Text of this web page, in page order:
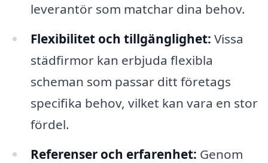
leverantör som matchar dina behov.
Flexibilitet och tillgänglighet: Vissa
städfirmor kan erbjuda flexibla
scheman som passar ditt företags
specifika behov, vilket kan vara en stor
fördel.
Referenser och erfarenhet: Genom